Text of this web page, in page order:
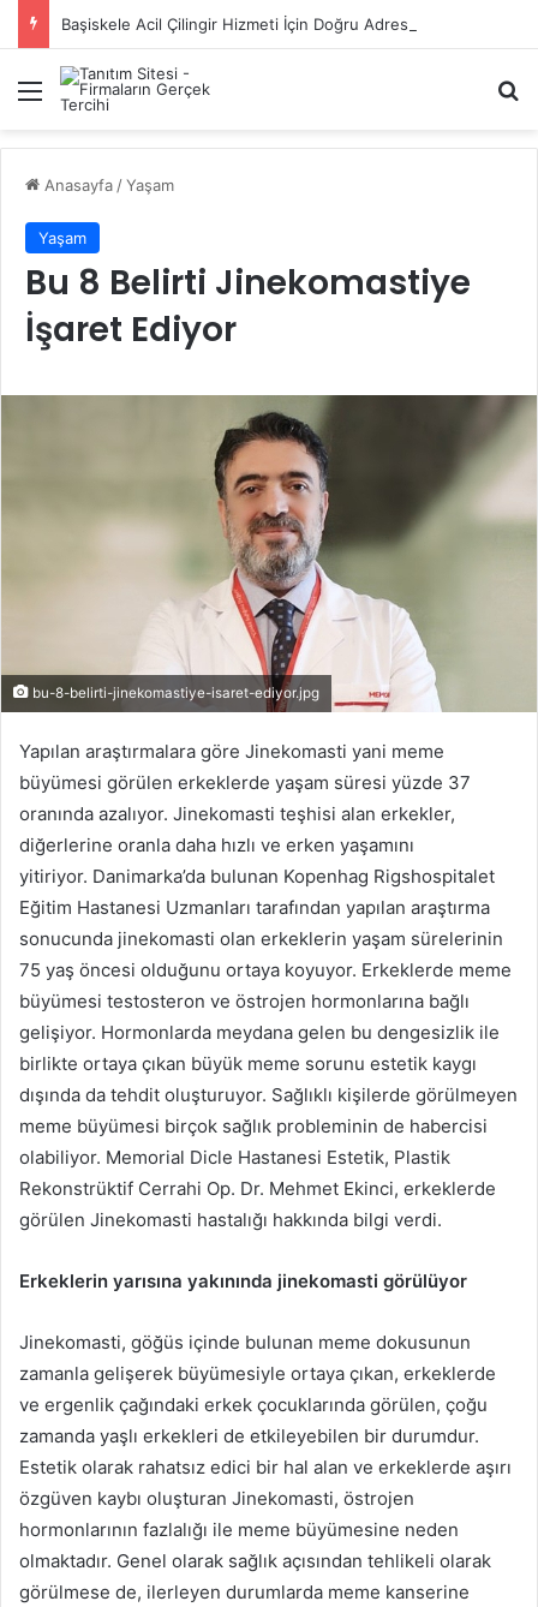
Başiskele Acil Çilingir Hizmeti İçin Doğru Adres Neresi?
Menü
Anasayfa /Yaşam
Yaşam
Bu 8 Belirti Jinekomastiye
İşaret Ediyor
bu-8-belirti-jinekomastiye-isaret-ediyor.jpg
Yapılan araştırmalara göre Jinekomasti yani meme
büyümesi görülen erkeklerde yaşam süresi yüzde 37
oranında azalıyor. Jinekomasti teşhisi alan erkekler,
diğerlerine oranla daha hızlı ve erken yaşamını
yitiriyor. Danimarka’da bulunan Kopenhag Rigshospitalet
Eğitim Hastanesi Uzmanları tarafından yapılan araştırma
sonucunda jinekomasti olan erkeklerin yaşam sürelerinin
75 yaş öncesi olduğunu ortaya koyuyor. Erkeklerde meme
büyümesi testosteron ve östrojen hormonlarına bağlı
gelişiyor. Hormonlarda meydana gelen bu dengesizlik ile
birlikte ortaya çıkan büyük meme sorunu estetik kaygı
dışında da tehdit oluşturuyor. Sağlıklı kişilerde görülmeyen
meme büyümesi birçok sağlık probleminin de habercisi
olabiliyor. Memorial Dicle Hastanesi Estetik, Plastik
Rekonstrüktif Cerrahi Op. Dr. Mehmet Ekinci, erkeklerde
görülen Jinekomasti hastalığı hakkında bilgi verdi.
Erkeklerin yarısına yakınında jinekomasti görülüyor
Jinekomasti, göğüs içinde bulunan meme dokusunun
zamanla gelişerek büyümesiyle ortaya çıkan, erkeklerde
ve ergenlik çağındaki erkek çocuklarında görülen, çoğu
zamanda yaşlı erkekleri de etkileyebilen bir durumdur.
Estetik olarak rahatsız edici bir hal alan ve erkeklerde aşırı
özgüven kaybı oluşturan Jinekomasti, östrojen
hormonlarının fazlalığı ile meme büyümesine neden
olmaktadır. Genel olarak sağlık açısından tehlikeli olarak
görülmese de, ilerleyen durumlarda meme kanserine